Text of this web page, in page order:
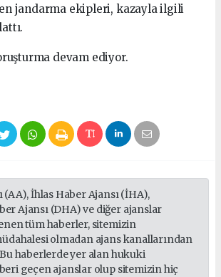
jandarma ekipleri, kazayla ilgili
devam ediyor.
(AA), İhlas Haber Ajansı (İHA),
Ajansı (DHA) ve diğer ajanslar
tüm haberler, sitemizin
olmadan ajans kanallarından
haberlerde yer alan hukuki
geçen ajanslar olup sitemizin hiç